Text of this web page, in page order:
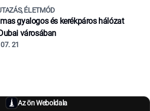
ÉLETMÓD
gyalogos és kerékpáros hálózat
városában
21
Az ön Weboldala